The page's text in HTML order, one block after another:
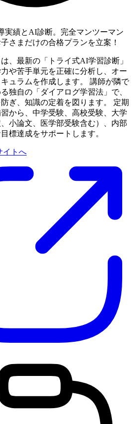
実績とAI診断。完全マンツーマン
さまだけの合格プランを立案！
、最新の「トライ式AI学習診断」
や苦手単元を正確に分析し、オー
ュラムを作成します。 講師が隣で
独自の「ダイアログ学習法」で、
ぎ、知識の定着を図ります。 定期
から、中学受験、高校受験、大学
小論文、医学部受験含む）、内部
標達成をサポートします。
イトへ